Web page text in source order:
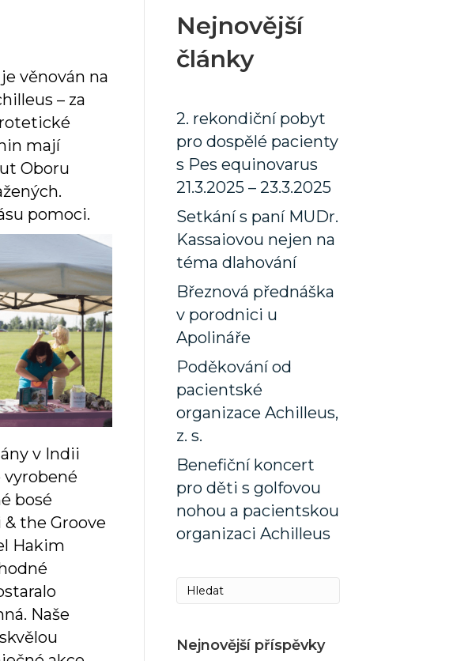
věnován na
– za
mají
Oboru
pomoci.
v Indii
vyrobené
bosé
the Groove
Hakim
Naše
Nejnovější
články
2. rekondiční pobyt
pro dospělé pacienty
s Pes equinovarus
21.3.2025 – 23.3.2025
Setkání s paní MUDr.
Kassaiovou nejen na
téma dlahování
Březnová přednáška
v porodnici u
Apolináře
Poděkování od
pacientské
organizace Achilleus,
z. s.
Benefiční koncert
pro děti s golfovou
nohou a pacientskou
organizaci Achilleus
Nejnovější příspěvky